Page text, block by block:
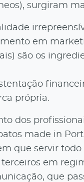
surgiram
em
são os
própria.
dos
made in
que servir todo
em
que